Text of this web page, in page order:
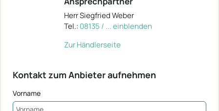
Herr Siegfried Weber
Tel.: 08135 / ... einblenden
Zur Händlerseite
Kontakt zum Anbieter aufnehmen
Vorname